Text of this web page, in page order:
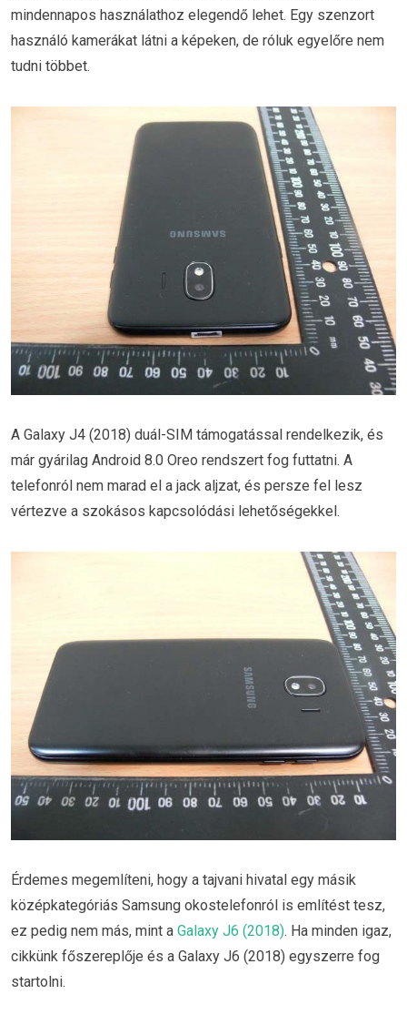
mindennapos használathoz elegendő lehet. Egy szenzort
használó kamerákat látni a képeken, de róluk egyelőre nem
tudni többet.
A Galaxy J4 (2018) duál-SIM támogatással rendelkezik, és
már gyárilag Android 8.0 Oreo rendszert fog futtatni. A
telefonról nem marad el a jack aljzat, és persze fel lesz
vértezve a szokásos kapcsolódási lehetőségekkel.
Érdemes megemlíteni, hogy a tajvani hivatal egy másik
középkategóriás Samsung okostelefonról is említést tesz,
ez pedig nem más, mint a Galaxy J6 (2018). Ha minden igaz,
cikkünk főszereplője és a Galaxy J6 (2018) egyszerre fog
startolni.